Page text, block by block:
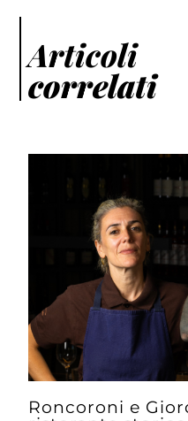
Articoli
correlati
Roncoroni e